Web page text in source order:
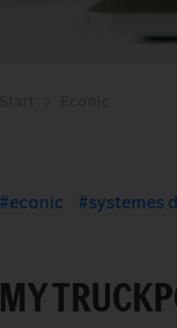
econic systemes
MY